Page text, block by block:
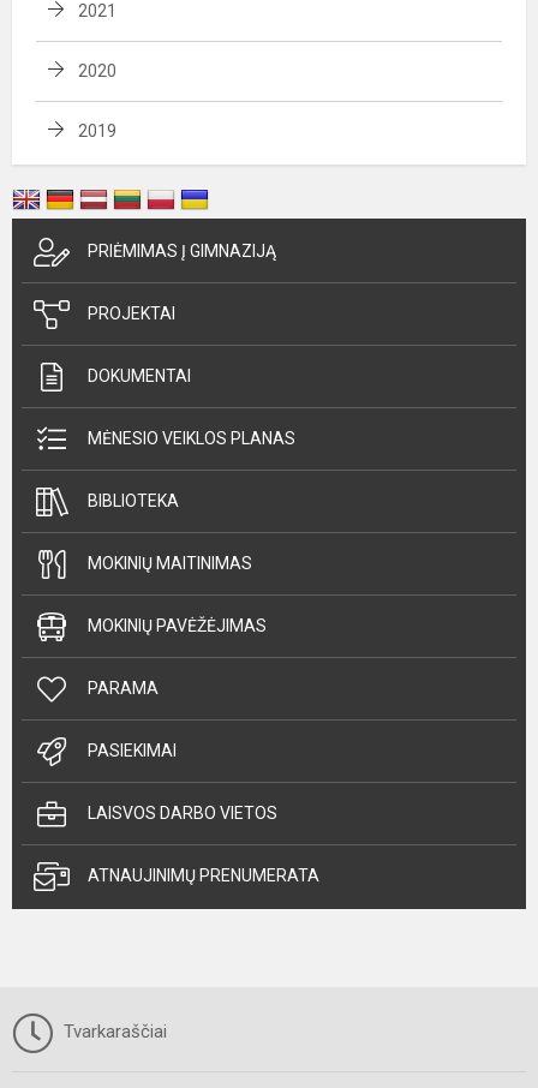
2021
2020
2019
PRIĖMIMAS Į GIMNAZIJĄ
PROJEKTAI
DOKUMENTAI
MĖNESIO VEIKLOS PLANAS
BIBLIOTEKA
MOKINIŲ MAITINIMAS
MOKINIŲ PAVĖŽĖJIMAS
PARAMA
PASIEKIMAI
LAISVOS DARBO VIETOS
ATNAUJINIMŲ PRENUMERATA
Tvarkaraščiai